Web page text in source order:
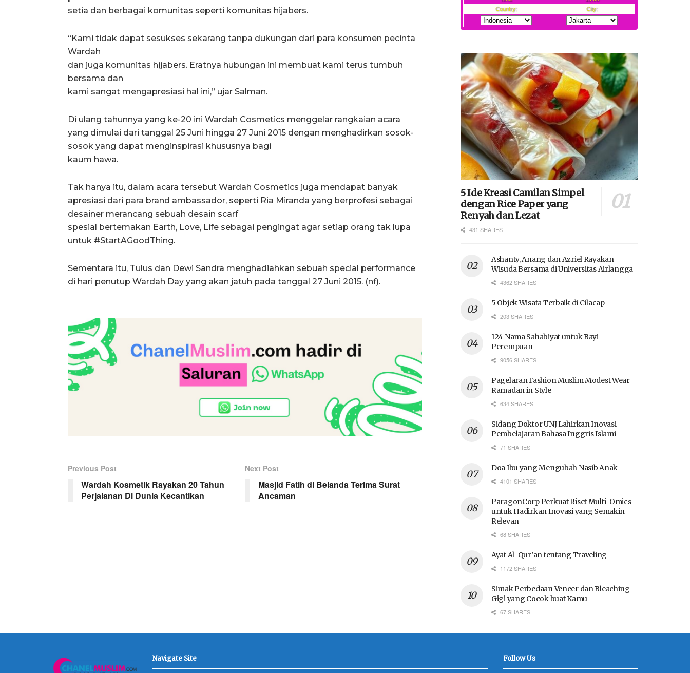
setia dan berbagai komunitas seperti komunitas hijabers.
“Kami tidak dapat sesukses sekarang tanpa dukungan dari para konsumen pecinta
Wardah
dan juga komunitas hijabers. Eratnya hubungan ini membuat kami terus tumbuh
bersama dan
kami sangat mengapresiasi hal ini,” ujar Salman.
Di ulang tahunnya yang ke-20 ini Wardah Cosmetics menggelar rangkaian acara
yang dimulai dari tanggal 25 Juni hingga 27 Juni 2015 dengan menghadirkan sosok-
sosok yang dapat menginspirasi khususnya bagi
kaum hawa.
Tak hanya itu, dalam acara tersebut Wardah Cosmetics juga mendapat banyak
apresiasi dari para brand ambassador, seperti Ria Miranda yang berprofesi sebagai
desainer merancang sebuah desain scarf
spesial bertemakan Earth, Love, Life sebagai pengingat agar setiap orang tak lupa
untuk #StartAGoodThing.
Sementara itu, Tulus dan Dewi Sandra menghadiahkan sebuah special performance
di hari penutup Wardah Day yang akan jatuh pada tanggal 27 Juni 2015. (nf).
Previous Post
Wardah Kosmetik Rayakan 20 Tahun
Perjalanan Di Dunia Kecantikan
Next Post
Masjid Fatih di Belanda Terima Surat
Ancaman
5 Ide Kreasi Camilan Simpel
dengan Rice Paper yang
Renyah dan Lezat
431 SHARES
Ashanty, Anang dan Azriel Rayakan
Wisuda Bersama di Universitas Airlangga
4362 SHARES
5 Objek Wisata Terbaik di Cilacap
203 SHARES
124 Nama Sahabiyat untuk Bayi
Perempuan
9056 SHARES
Pagelaran Fashion Muslim Modest Wear
Ramadan in Style
634 SHARES
Sidang Doktor UNJ Lahirkan Inovasi
Pembelajaran Bahasa Inggris Islami
71 SHARES
Doa Ibu yang Mengubah Nasib Anak
4101 SHARES
ParagonCorp Perkuat Riset Multi-Omics
untuk Hadirkan Inovasi yang Semakin
Relevan
68 SHARES
Ayat Al-Qur’an tentang Traveling
1172 SHARES
Simak Perbedaan Veneer dan Bleaching
Gigi yang Cocok buat Kamu
67 SHARES
Navigate Site Follow Us